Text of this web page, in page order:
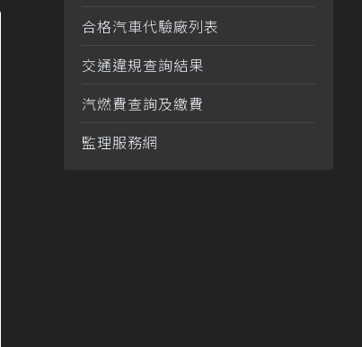
合格汽車代驗廠列表
交通違規查詢結果
汽燃費查詢及繳費
監理服務網